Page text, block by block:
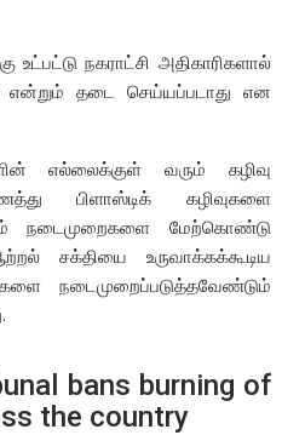
உட்பட்டு நகராட்சி அதிகாரிகளால்
என்றும் தடை செய்யப்படாது என
எல்லைக்குள் வரும் கழிவு
பிளாஸ்டிக் கழிவுகளை
நடைமுறைகளை மேற்கொண்டு
சக்தியை உருவாக்கக்கூடிய
நடைமுறைப்படுத்தவேண்டும்
bans burning of
the country